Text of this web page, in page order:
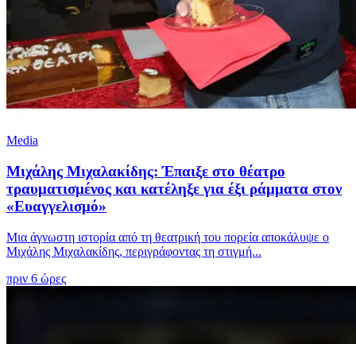
Media
Μιχάλης Μιχαλακίδης: Έπαιξε στο θέατρο
τραυματισμένος και κατέληξε για έξι ράμματα στον
«Ευαγγελισμό»
Μια άγνωστη ιστορία από τη θεατρική του πορεία αποκάλυψε ο
Μιχάλης Μιχαλακίδης, περιγράφοντας τη στιγμή...
πριν 6 ώρες